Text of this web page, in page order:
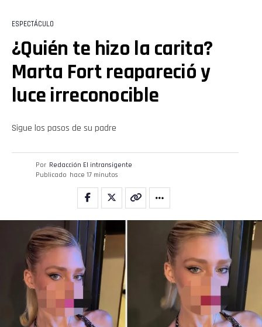
ESPECTÁCULO
¿Quién te hizo la carita?
Marta Fort reapareció y
luce irreconocible
Sigue los pasos de su padre
Por Redacción El intransigente
Publicado hace 17 minutos